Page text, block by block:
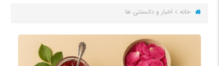
خانه اخبار و دانستنی ها